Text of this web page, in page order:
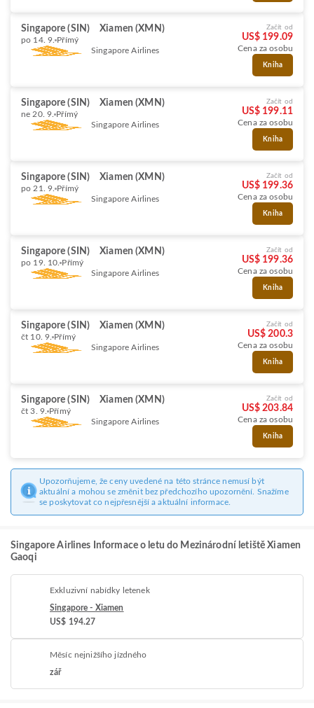
Singapore (SIN) Xiamen (XMN)
po 14. 9. Přímý
Singapore Airlines
Začít od
US$ 199.09
Cena za osobu
Kniha
Singapore (SIN) Xiamen (XMN)
ne 20. 9. Přímý
Singapore Airlines
Začít od
US$ 199.11
Cena za osobu
Kniha
Singapore (SIN) Xiamen (XMN)
po 21. 9. Přímý
Singapore Airlines
Začít od
US$ 199.36
Cena za osobu
Kniha
Singapore (SIN) Xiamen (XMN)
po 19. 10. Přímý
Singapore Airlines
Začít od
US$ 199.36
Cena za osobu
Kniha
Singapore (SIN) Xiamen (XMN)
čt 10. 9. Přímý
Singapore Airlines
Začít od
US$ 200.3
Cena za osobu
Kniha
Singapore (SIN) Xiamen (XMN)
čt 3. 9. Přímý
Singapore Airlines
Začít od
US$ 203.84
Cena za osobu
Kniha
Upozorňujeme, že ceny uvedené na této stránce nemusí být
aktuální a mohou se změnit bez předchozího upozornění. Snažíme
se poskytovat co nejpřesnější a aktuální informace.
Singapore Airlines Informace o letu do Mezinárodní letiště Xiamen
Gaoqi
Exkluzivní nabídky letenek
Singapore - Xiamen
US$ 194.27
Měsíc nejnižšího jízdného
zář